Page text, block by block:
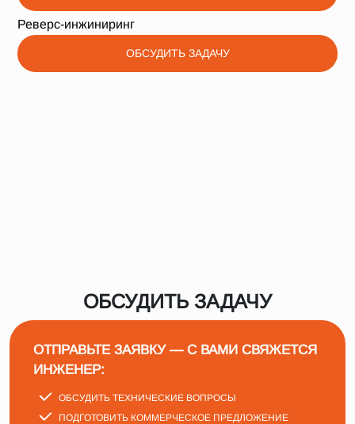
Реверс-инжиниринг
ОБСУДИТЬ ЗАДАЧУ
ОБСУДИТЬ ЗАДАЧУ
ОТПРАВЬТЕ ЗАЯВКУ — С ВАМИ СВЯЖЕТСЯ
ИНЖЕНЕР:
ОБСУДИТЬ ТЕХНИЧЕСКИЕ ВОПРОСЫ
ПОДГОТОВИТЬ КОММЕРЧЕСКОЕ ПРЕДЛОЖЕНИЕ